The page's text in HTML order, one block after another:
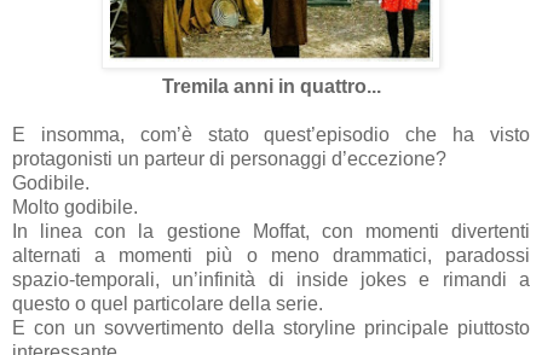
Tremila anni in quattro...
E insomma, com’è stato quest’episodio che ha visto
protagonisti un parteur di personaggi d’eccezione?
Godibile.
Molto godibile.
In linea con la gestione Moffat, con momenti divertenti
alternati a momenti più o meno drammatici, paradossi
spazio-temporali, un’infinità di inside jokes e rimandi a
questo o quel particolare della serie.
E con un sovvertimento della storyline principale piuttosto